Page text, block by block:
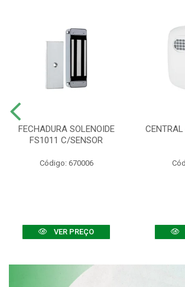
FECHADURA SOLENOIDE
FS1011 C/SENSOR
Código: 670006
VER PREÇO